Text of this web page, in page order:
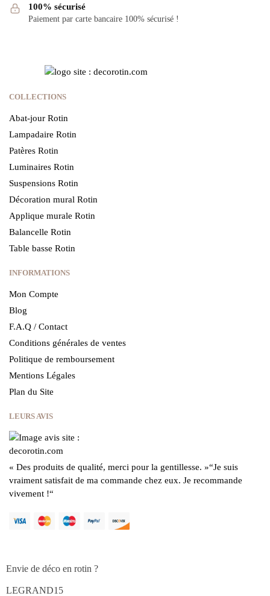
100% sécurisé
Paiement par carte bancaire 100% sécurisé !
COLLECTIONS
Abat-jour Rotin
Lampadaire Rotin
Patères Rotin
Luminaires Rotin
Suspensions Rotin
Décoration mural Rotin
Applique murale Rotin
Balancelle Rotin
Table basse Rotin
INFORMATIONS
Mon Compte
Blog
F.A.Q / Contact
Conditions générales de ventes
Politique de remboursement
Mentions Légales
Plan du Site
LEURS AVIS
« Des produits de qualité, merci pour la gentillesse. »“Je suis
vraiment satisfait de ma commande chez eux. Je recommande
vivement !“
Envie de déco en rotin ?
LEGRAND15